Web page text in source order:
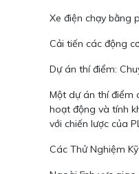
Xe điện chạy bằng
Cải tiến các động
Dự án thí điểm:
Một dự án thí điểm
hoạt động và tính
với chiến lược của
Các Thử Nghiệm